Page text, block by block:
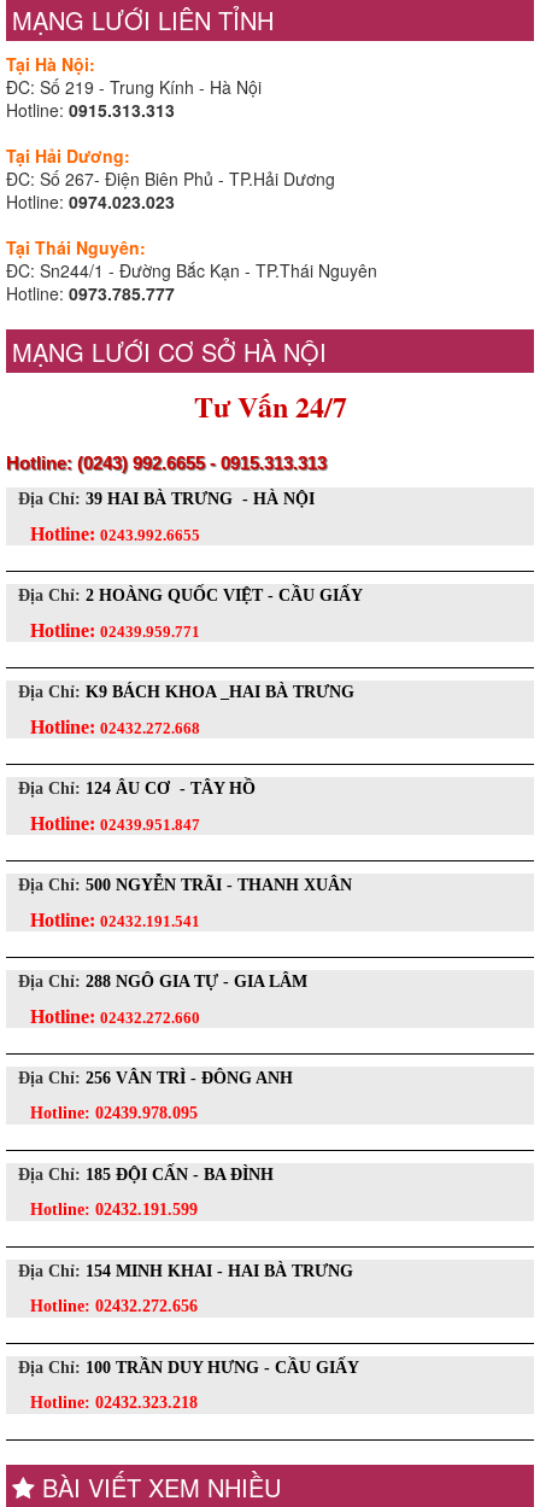
MẠNG LƯỚI LIÊN TỈNH
Tại Hà Nội:
ĐC: Số 219 - Trung Kính - Hà Nội
Hotline: 0915.313.313
Tại Hải Dương:
ĐC: Số 267- Điện Biên Phủ - TP.Hải Dương
Hotline: 0974.023.023
Tại Thái Nguyên:
ĐC: Sn244/1 - Đường Bắc Kạn - TP.Thái Nguyên
Hotline: 0973.785.777
MẠNG LƯỚI CƠ SỞ HÀ NỘI
Tư Vấn 24/7
Hotline: (0243) 992.6655 - 0915.313.313
Địa Chỉ: 39 HAI BÀ TRƯNG - HÀ NỘI
Hotline: 0243.992.6655
Địa Chỉ: 2 HOÀNG QUỐC VIỆT - CẦU GIẤY
Hotline: 02439.959.771
Địa Chỉ: K9 BÁCH KHOA _HAI BÀ TRƯNG
Hotline: 02432.272.668
Địa Chỉ: 124 ÂU CƠ - TÂY HỒ
Hotline: 02439.951.847
Địa Chỉ: 500 NGYỄN TRÃI - THANH XUÂN
Hotline: 02432.191.541
Địa Chỉ: 288 NGÔ GIA TỰ - GIA LÂM
Hotline: 02432.272.660
Địa Chỉ: 256 VÂN TRÌ - ĐÔNG ANH
Hotline: 02439.978.095
Địa Chỉ: 185 ĐỘI CẤN - BA ĐÌNH
Hotline: 02432.191.599
Địa Chỉ: 154 MINH KHAI - HAI BÀ TRƯNG
Hotline: 02432.272.656
Địa Chỉ: 100 TRẦN DUY HƯNG - CẦU GIẤY
Hotline: 02432.323.218
BÀI VIẾT XEM NHIỀU